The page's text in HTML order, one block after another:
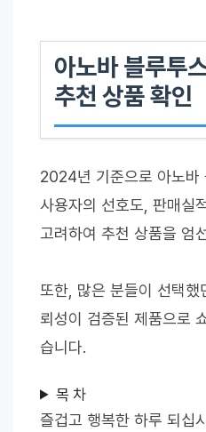
아노바 블루투
추천 상품 확인
2024년 기준으로 아노바
사용자의 선호도, 판매실
고려하여 추천 상품을 엄
또한, 많은 분들이 선택했
뢰성이 검증된 제품으로
습니다.
목 차
즐겁고 행복한 하루 되십